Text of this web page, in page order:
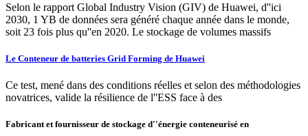
Selon le rapport Global Industry Vision (GIV) de Huawei, d''ici
2030, 1 YB de données sera généré chaque année dans le monde,
soit 23 fois plus qu''en 2020. Le stockage de volumes massifs
Le Conteneur de batteries Grid Forming de Huawei
Ce test, mené dans des conditions réelles et selon des méthodologies
novatrices, valide la résilience de l''ESS face à des
Fabricant et fournisseur de stockage d''énergie conteneurisé en